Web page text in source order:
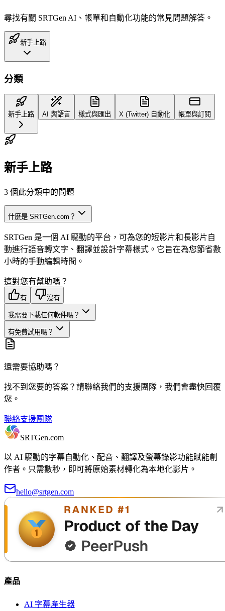
尋找有關 SRTGen AI、帳單和自動化功能的常見問題解答。
新手上路
分類
新手上路 AI 與語言 樣式與匯出 X (Twitter) 自動化 帳單與訂閱
新手上路
3 個此分類中的問題
什麼是 SRTGen.com？
SRTGen 是一個 AI 驅動的平台，可為您的短影片和長影片自
動進行語音轉文字、翻譯並設計字幕樣式。它旨在為您節省數
小時的手動編輯時間。
這對您有幫助嗎？
有 沒有
我需要下載任何軟件嗎？
有免費試用嗎？
還需要協助嗎？
找不到您要的答案？請聯絡我們的支援團隊，我們會盡快回覆
您。
聯絡支援團隊
SRTGen.com
以 AI 驅動的字幕自動化、配音、翻譯及螢幕錄影功能賦能創
作者。只需數秒，即可將原始素材轉化為本地化影片。
hello@srtgen.com
產品
AI 字幕產生器